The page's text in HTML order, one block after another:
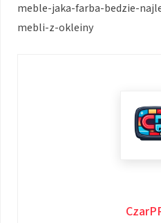
meble-jaka-farba-bedzie-
mebli-z-okleiny